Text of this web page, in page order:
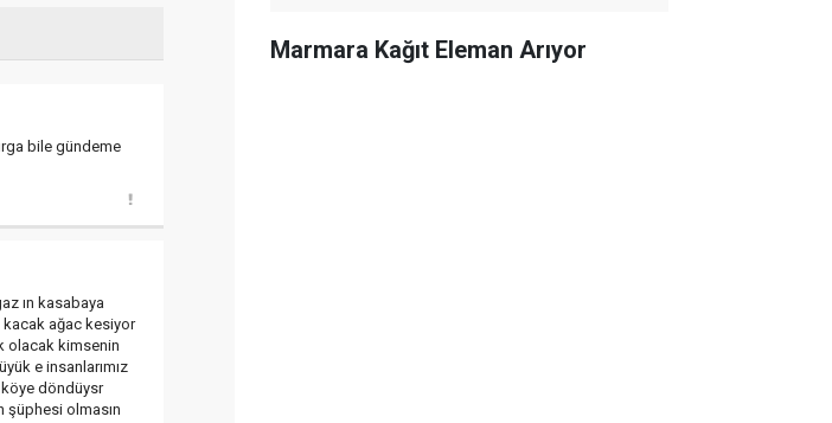
bile gündeme
ın kasabaya
kacak ağac kesiyor
olacak kimsenin
e insanlarımız
döndüysr
şüphesi olmasın
Marmara Kağıt Eleman Arıyor